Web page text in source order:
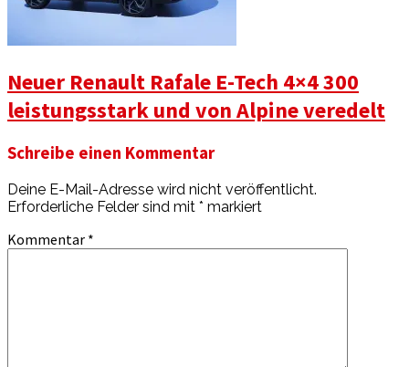
Neuer Renault Rafale E-Tech 4×4 300
leistungsstark und von Alpine veredelt
Schreibe einen Kommentar
Deine E-Mail-Adresse wird nicht veröffentlicht.
Erforderliche Felder sind mit * markiert
Kommentar *